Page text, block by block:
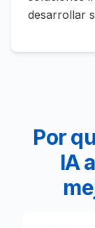
desarrollar
Por
IA